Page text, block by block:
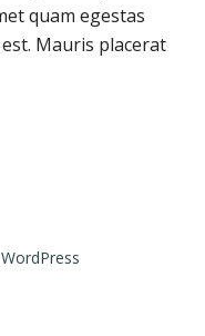
quam egestas
Mauris placerat
WordPress